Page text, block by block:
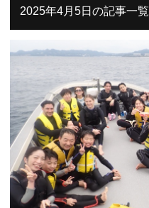
2025年4月5日の記事一覧